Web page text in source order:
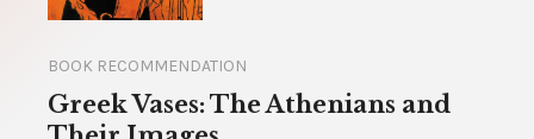
BOOK RECOMMENDATION
Greek Vases: The Athenians and